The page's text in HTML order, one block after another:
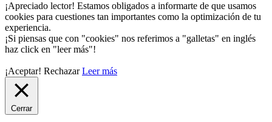
¡Apreciado lector! Estamos obligados a informarte de que usamos
cookies para cuestiones tan importantes como la optimización de tu
experiencia.
¡Si piensas que con "cookies" nos referimos a "galletas" en inglés
haz click en "leer más"!
¡Aceptar! Rechazar Leer más
Cerrar